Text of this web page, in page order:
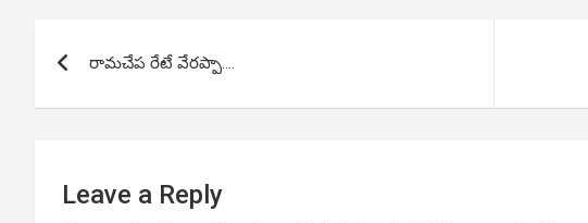
navigation
రామచేప రేటే వేరప్పా….
Leave a Reply